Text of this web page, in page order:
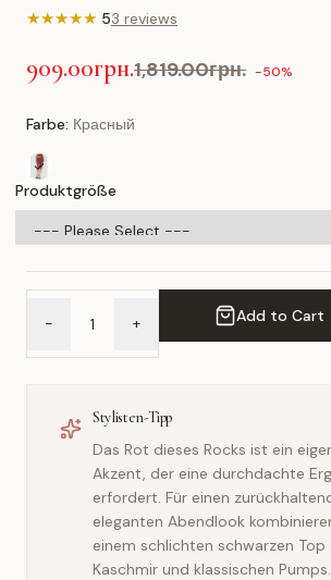
★★★★★ 53 reviews
909.00грн.1,819.00грн. -50%
Farbe: Красный
Produktgröße
- + Add to Cart
Stylisten-Tipp
Das Rot dieses Rocks ist ein
Akzent, der eine durchdachte
erfordert. Für einen
eleganten Abendlook
einem schlichten schwarzen
Kaschmir und klassischen